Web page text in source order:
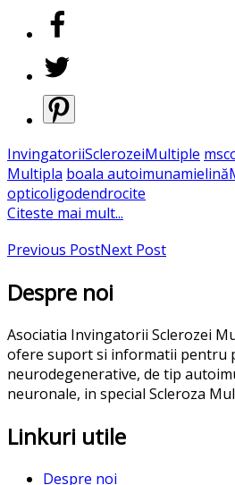
InvingatoriiSclerozeiMultiple
Multipla boala autoimunamielină
opticoligodendrocite
Citeste mai mult...
Previous PostNext Post
Despre noi
Asociatia Invingatorii Sclerozei
ofere suport si informatii pentru
neurodegenerative, de tip
neuronale, in special Scleroza
Linkuri utile
Despre noi